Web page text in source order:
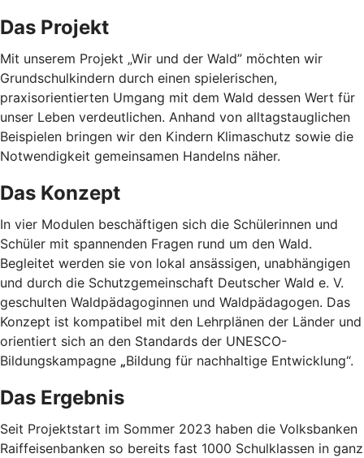
Das Projekt
Mit unserem Projekt „Wir und der Wald” möchten wir
Grundschulkindern durch einen spielerischen,
praxisorientierten Umgang mit dem Wald dessen Wert für
unser Leben verdeutlichen. Anhand von alltagstauglichen
Beispielen bringen wir den Kindern Klimaschutz sowie die
Notwendigkeit gemeinsamen Handelns näher.
Das Konzept
In vier Modulen beschäftigen sich die Schülerinnen und
Schüler mit spannenden Fragen rund um den Wald.
Begleitet werden sie von lokal ansässigen, unabhängigen
und durch die Schutzgemeinschaft Deutscher Wald e. V.
geschulten Waldpädagoginnen und Waldpädagogen. Das
Konzept ist kompatibel mit den Lehrplänen der Länder und
orientiert sich an den Standards der UNESCO-
Bildungskampagne „Bildung für nachhaltige Entwicklung“.
Das Ergebnis
Seit Projektstart im Sommer 2023 haben die Volksbanken
Raiffeisenbanken so bereits fast 1000 Schulklassen in ganz